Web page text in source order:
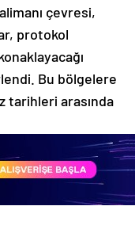
çevresi,
protokol
Bu bölgelere
tarihleri arasında